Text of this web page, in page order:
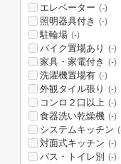
エレベーター (-)
照明器具付き (-)
駐輪場 (-)
バイク置場あり (-)
家具・家電付き (-)
洗濯機置場有 (-)
外観タイル張り (-)
コンロ２口以上 (-)
食器洗い乾燥機 (-)
システムキッチン
対面式キッチン (-)
バス・トイレ別 (-)